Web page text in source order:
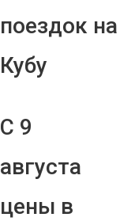
поездок на
Кубу
С 9
августа
цены в